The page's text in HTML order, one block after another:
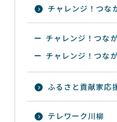
チャレンジ！つな
チャレンジ！つな
チャレンジ！つな
ふるさと貢献家応
テレワーク川柳